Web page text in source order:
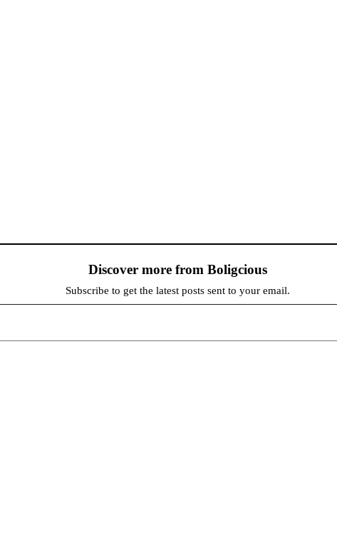
Discover more from Boligcious
Subscribe to get the latest posts sent to your email.